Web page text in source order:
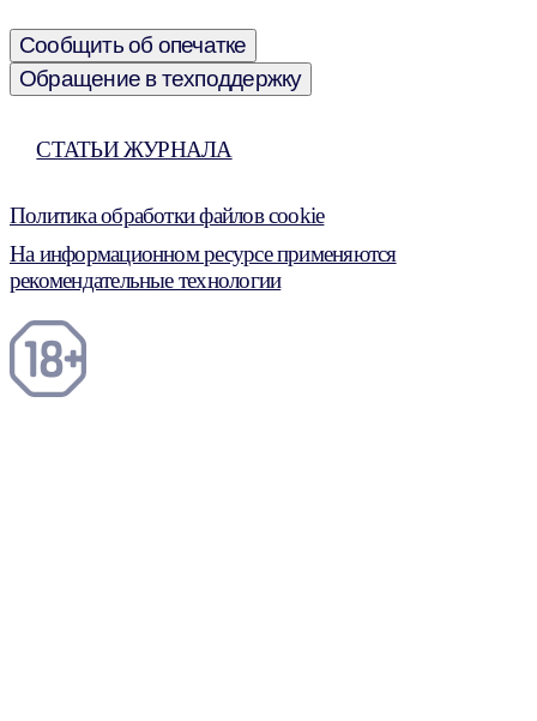
Сообщить об опечатке
Обращение в техподдержку
СТАТЬИ ЖУРНАЛА
Политика обработки файлов cookie
На информационном ресурсе применяются
рекомендательные технологии